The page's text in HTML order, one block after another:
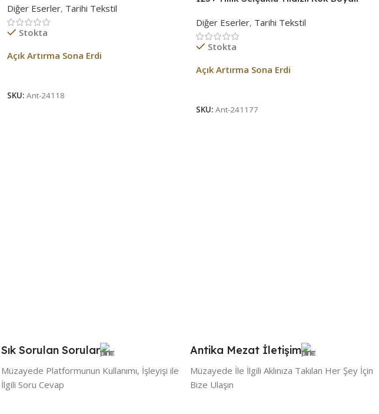
Diğer Eserler, Tarihi Tekstil
Stokta
Açık Artırma Sona Erdi
SKU: Ant-24118
Diğer Eserler, Tarihi Tekstil
Stokta
Açık Artırma Sona Erdi
SKU: Ant-241177
Sık Sorulan Sorular
Müzayede Platformunun Kullanımı, İşleyişi ile
İlgili Soru Cevap
Antika Mezat İletişim
Müzayede İle İlgili Aklınıza Takılan Her Şey İçin
Bize Ulaşın